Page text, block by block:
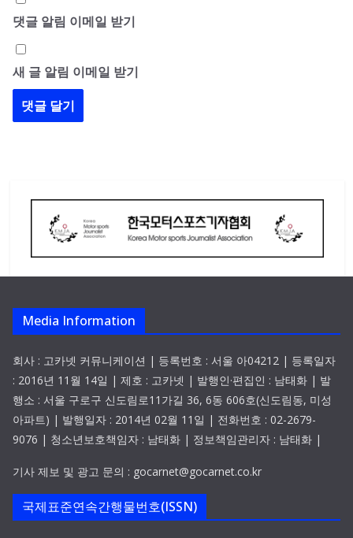
댓글 알림 이메일 받기
새 글 알림 이메일 받기
Media Information
회사 : 고카넷 커뮤니케이션 | 등록번호 : 서울 아04212 | 등록일자
: 2016년 11월 14일 | 제호 : 고카넷 | 발행인·편집인 : 남태화 | 발
행소 : 서울 구로구 신도림로11가길 36, 6동 606호(신도림동, 미성
아파트) | 발행일자 : 2014년 02월 11일 | 전화번호 : 02-2679-
9076 | 청소년보호책임자 : 남태화 | 정보책임관리자 : 남태화 |
기사 제보 및 광고 문의 : gocarnet@gocarnet.co.kr
국제표준연속간행물번호(ISSN)